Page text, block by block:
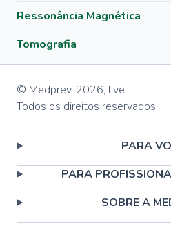
Ressonância Magnética
Tomografia
© Medprev, 2026, live
Todos os direitos reservados
PARA
PARA
SOBRE A